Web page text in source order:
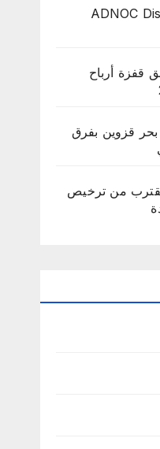
ADNOC
قفزة أرباح
قزوين بفرق
تقترب من ترخيص